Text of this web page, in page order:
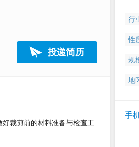
投递简历
裁剪前的材料准备与检查工
行
性
规
地
手